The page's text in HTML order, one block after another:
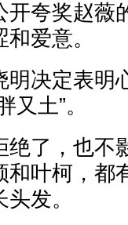
夸奖赵薇
爱意。
明决定表明
土”。
了，也不
叶柯，都
发。